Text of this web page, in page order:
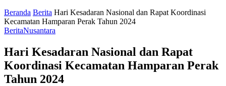
Beranda Berita Hari Kesadaran Nasional dan Rapat Koordinasi
Kecamatan Hamparan Perak Tahun 2024
BeritaNusantara
Hari Kesadaran Nasional dan Rapat
Koordinasi Kecamatan Hamparan Perak
Tahun 2024